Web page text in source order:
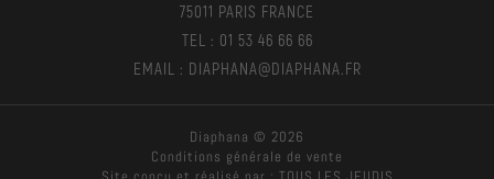
75011 PARIS FRANCE
TEL : 01 53 46 66 66
EMAIL : DIAPHANA@DIAPHANA.FR
Diaphana © 2026
Conditions générale de vente